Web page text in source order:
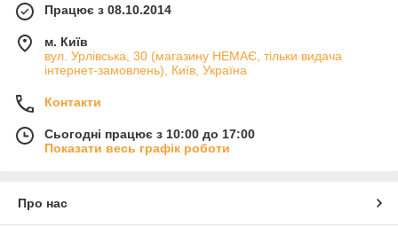
Працює з 08.10.2014
м. Київ
вул. Урлівська, 30 (магазину НЕМАЄ, тільки видача
інтернет-замовлень), Київ, Україна
Контакти
Сьогодні працює з 10:00 до 17:00
Показати весь графік роботи
Про нас